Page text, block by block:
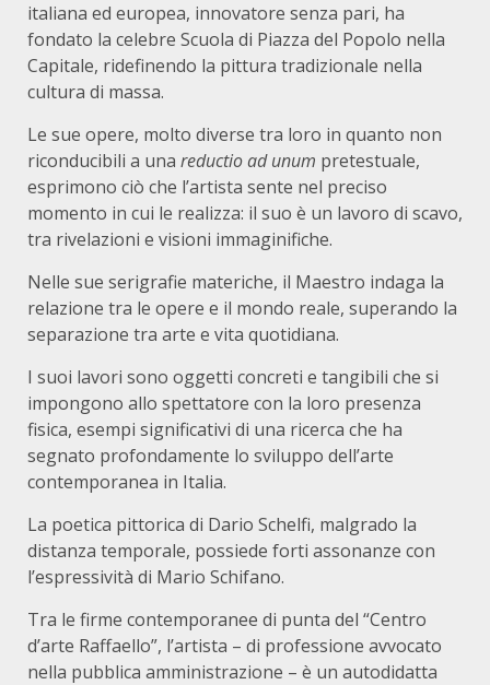
italiana ed europea, innovatore senza pari, ha
fondato la celebre Scuola di Piazza del Popolo nella
Capitale, ridefinendo la pittura tradizionale nella
cultura di massa.
Le sue opere, molto diverse tra loro in quanto non
riconducibili a una reductio ad unum pretestuale,
esprimono ciò che l’artista sente nel preciso
momento in cui le realizza: il suo è un lavoro di scavo,
tra rivelazioni e visioni immaginifiche.
Nelle sue serigrafie materiche, il Maestro indaga la
relazione tra le opere e il mondo reale, superando la
separazione tra arte e vita quotidiana.
I suoi lavori sono oggetti concreti e tangibili che si
impongono allo spettatore con la loro presenza
fisica, esempi significativi di una ricerca che ha
segnato profondamente lo sviluppo dell’arte
contemporanea in Italia.
La poetica pittorica di Dario Schelfi, malgrado la
distanza temporale, possiede forti assonanze con
l’espressività di Mario Schifano.
Tra le firme contemporanee di punta del “Centro
d’arte Raffaello”, l’artista – di professione avvocato
nella pubblica amministrazione – è un autodidatta